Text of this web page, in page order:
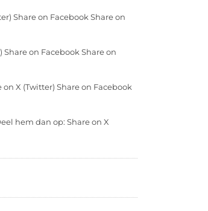
Share on Facebook Share on
on Facebook Share on
X (Twitter) Share on Facebook
hem dan op: Share on X